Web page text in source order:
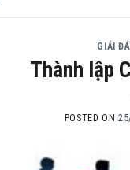
GIẢI
Thành lập
POSTED ON